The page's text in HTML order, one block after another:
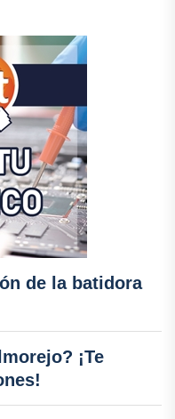
de la batidora
¡Te